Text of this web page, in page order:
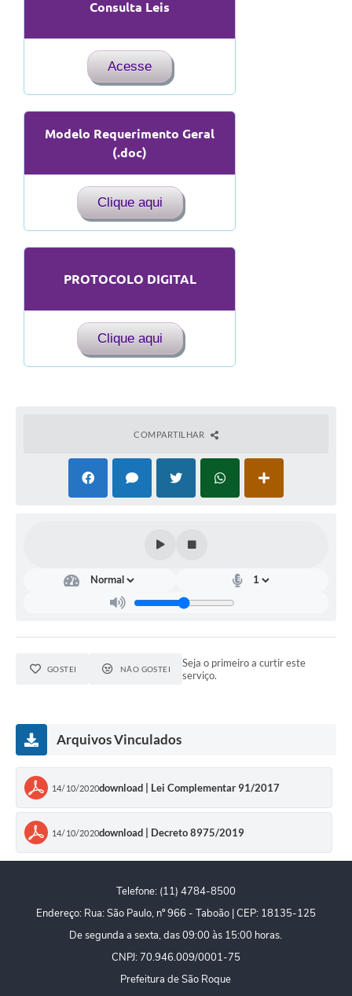
Consulta Leis
Acesse
Modelo Requerimento Geral
(.doc)
Clique aqui
PROTOCOLO DIGITAL
Clique aqui
COMPARTILHAR
GOSTEI NÃO GOSTEI
Seja o primeiro a curtir este
serviço.
Arquivos Vinculados
14/10/2020download | Lei Complementar 91/2017
14/10/2020download | Decreto 8975/2019
Telefone: (11) 4784-8500
Endereço: Rua: São Paulo, nº 966 - Taboão | CEP: 18135-125
De segunda a sexta, das 09:00 às 15:00 horas.
CNPJ: 70.946.009/0001-75
Prefeitura de São Roque